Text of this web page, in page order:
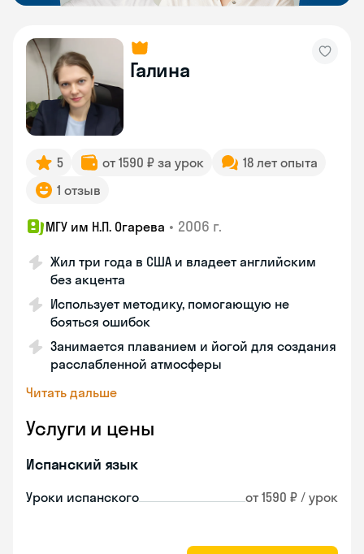
Галина
5 от 1590 ₽ за урок
18 лет опыта
1 отзыв
МГУ им Н.П. Огарева • 2006 г.
Жил три года в США и владеет английским
без акцента
Использует методику, помогающую не
бояться ошибок
Занимается плаванием и йогой для создания
расслабленной атмосферы
Читать дальше
Услуги и цены
Испанский язык
Уроки испанского от 1590 ₽ / урок